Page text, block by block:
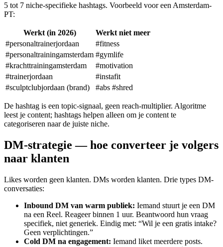
5 tot 7 niche-specifieke hashtags. Voorbeeld voor een Amsterdam-
PT:
Werkt (in 2026)
Werkt niet meer
#personaltrainerjordaan
#fitness
#personaltrainingamsterdam #gymlife
#krachttrainingamsterdam
#motivation
#trainerjordaan
#instafit
#sculptclubjordaan (brand)
#abs #shred
De hashtag is een topic-signaal, geen reach-multiplier. Algoritme
leest je content; hashtags helpen alleen om je content te
categoriseren naar de juiste niche.
DM-strategie — hoe converteer je volgers
naar klanten
Likes worden geen klanten. DMs worden klanten. Drie types DM-
conversaties:
Inbound DM van warm publiek: Iemand stuurt je een DM
na een Reel. Reageer binnen 1 uur. Beantwoord hun vraag
specifiek, niet generiek. Eindig met: “Wil je een gratis intake?
Geen verplichtingen.”
Cold DM na engagement: Iemand liket meerdere posts.